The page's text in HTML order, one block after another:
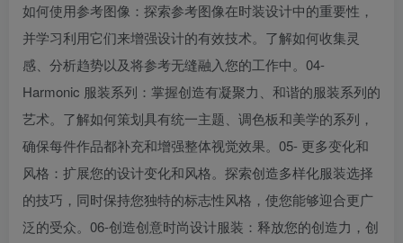
如何使用参考图像：探索参考图像在时装设计中的重要性，
并学习利用它们来增强设计的有效技术。了解如何收集灵
感、分析趋势以及将参考无缝融入您的工作中。04-
Harmonic 服装系列：掌握创造有凝聚力、和谐的服装系列的
艺术。了解如何策划具有统一主题、调色板和美学的系列，
确保每件作品都补充和增强整体视觉效果。05- 更多变化和
风格：扩展您的设计变化和风格。探索创造多样化服装选择
的技巧，同时保持您独特的标志性风格，使您能够迎合更广
泛的受众。06-创造创意时尚设计服装：释放您的创造力，创